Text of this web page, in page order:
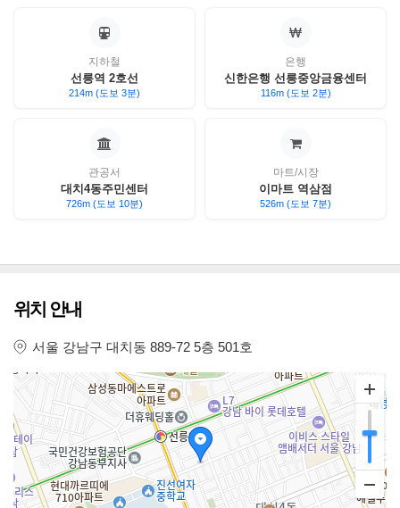
지하철
선릉역 2호선
214m (도보 3분)
은행
신한은행 선릉중앙금융센터
116m (도보 2분)
관공서
대치4동주민센터
726m (도보 10분)
마트/시장
이마트 역삼점
526m (도보 7분)
위치 안내
서울 강남구 대치동 889-72 5층 501호